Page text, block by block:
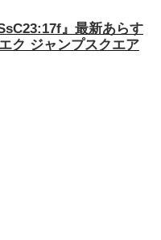
』最新あらす
ク ジャンプスクエア